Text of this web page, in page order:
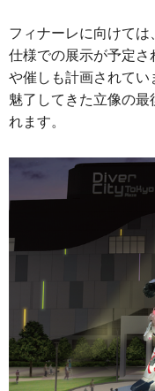
フィナーレに向けて
仕様での展示が予定さ
や催しも計画されて
魅了してきた立像の
れます。